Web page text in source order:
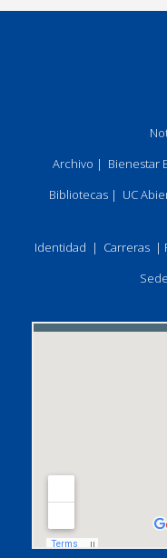
Archivo | Bienestar
Bibliotecas| UC
Identidad | Carreras |